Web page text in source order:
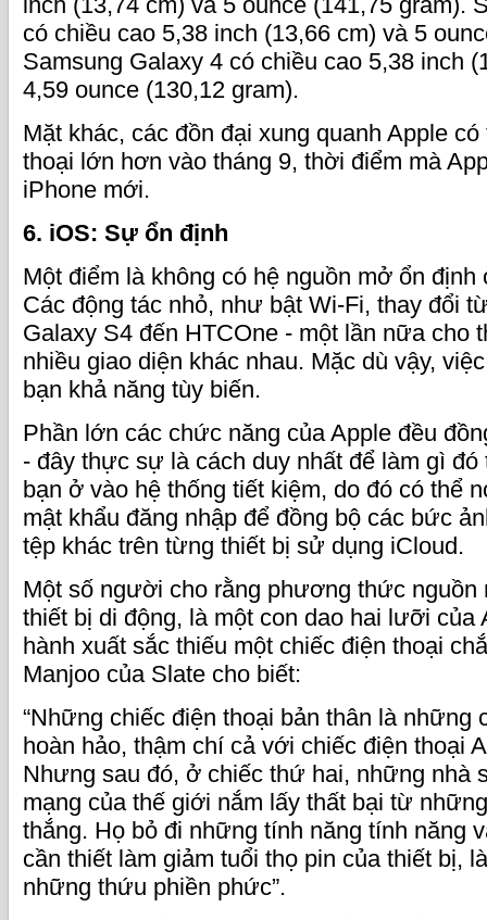
có chiều cao 5,38 inch (13,66 cm) và 5
Samsung Galaxy 4 có chiều cao 5,38 inch
4,59 ounce (130,12 gram).
Mặt khác, các đồn đại xung quanh Apple
thoại lớn hơn vào tháng 9, thời điểm mà
iPhone mới.
6. iOS: Sự ổn định
Một điểm là không có hệ nguồn mở ổn
Các động tác nhỏ, như bật Wi-Fi, thay đổi
Galaxy S4 đến HTCOne - một lần nữa cho
nhiều giao diện khác nhau. Mặc dù vậy,
bạn khả năng tùy biến.
Phần lớn các chức năng của Apple đều
- đây thực sự là cách duy nhất để làm gì đó
bạn ở vào hệ thống tiết kiệm, do đó có thể
mật khẩu đăng nhập để đồng bộ các bức
tệp khác trên từng thiết bị sử dụng iCloud.
Một số người cho rằng phương thức
thiết bị di động, là một con dao hai lưỡi của
hành xuất sắc thiếu một chiếc điện thoại
Manjoo của Slate cho biết:
“Những chiếc điện thoại bản thân là những
hoàn hảo, thậm chí cả với chiếc điện thoại
Nhưng sau đó, ở chiếc thứ hai, những nhà
mạng của thế giới nắm lấy thất bại từ
thắng. Họ bỏ đi những tính năng tính năng
cần thiết làm giảm tuổi thọ pin của thiết bị,
những thứu phiền phức”.